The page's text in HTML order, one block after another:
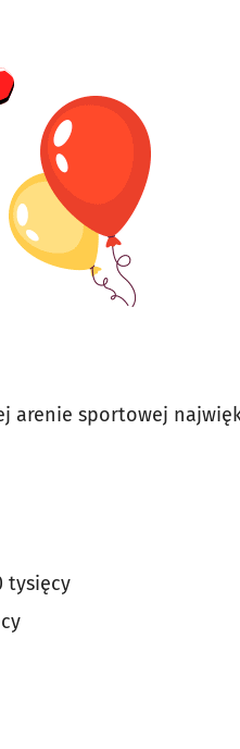
arenie sportowej
tysięcy